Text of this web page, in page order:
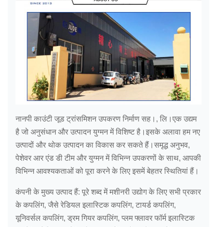
जीआईसीएल14 112 1300
352
जीआईसीएल15 160 1180
190-
250
282-
410
जीआईसीएल16 250 1000
200-
282-
410
जीआईसीएल17
240-
300
330-
470
जीआईसीएल18 355 900
320
470
775
जीआईसीएल19 450 830
280-
340
380-
550
815
280-
380-
नानपी काउंटी जूड ट्रांसमिशन उपकरण निर्माण सह।, लि।एक उद्यम
है जो अनुसंधान और उत्पादन युग्मन में विशिष्ट है।इसके अलावा हम नए
उत्पादों और थोक उत्पादन का विकास कर सकते हैं।समृद्ध अनुभव,
पेशेवर आर एंड डी टीम और युग्मन में विभिन्न उपकरणों के साथ, आपकी
विभिन्न आवश्यकताओं को पूरा करने के लिए इसमें बेहतर स्थितियां हैं।
कंपनी के मुख्य उत्पाद हैं: पूरे शब्द में मशीनरी उद्योग के लिए सभी प्रकार
के कपलिंग, जैसे रेडियल इलास्टिक कपलिंग, टायर्ड कपलिंग,
यूनिवर्सल कपलिंग, ड्रम गियर कपलिंग, प्लम फ्लावर फॉर्म इलास्टिक